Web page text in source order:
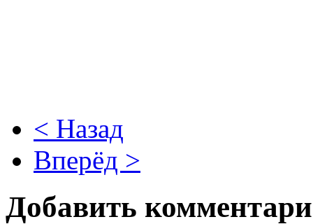
< Назад
Вперёд >
Добавить